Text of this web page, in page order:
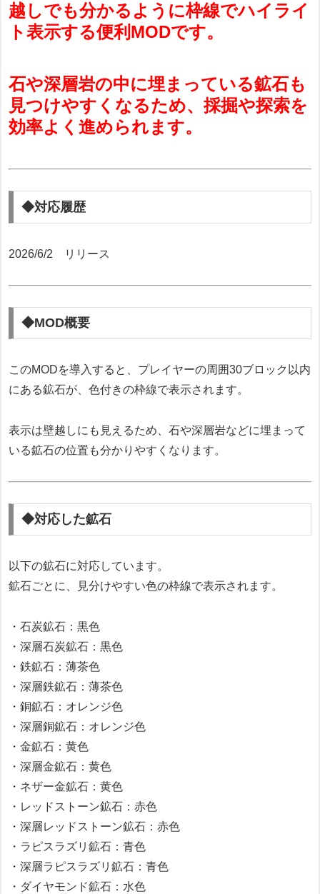
越しでも分かるように枠線でハイライ
ト表示する便利MODです。
石や深層岩の中に埋まっている鉱石も
見つけやすくなるため、採掘や探索を
効率よく進められます。
◆対応履歴
2026/6/2 リリース
◆MOD概要
このMODを導入すると、プレイヤーの周囲30ブロック以内
にある鉱石が、色付きの枠線で表示されます。
表示は壁越しにも見えるため、石や深層岩などに埋まって
いる鉱石の位置も分かりやすくなります。
◆対応した鉱石
以下の鉱石に対応しています。
鉱石ごとに、見分けやすい色の枠線で表示されます。
・石炭鉱石：黒色
・深層石炭鉱石：黒色
・鉄鉱石：薄茶色
・深層鉄鉱石：薄茶色
・銅鉱石：オレンジ色
・深層銅鉱石：オレンジ色
・金鉱石：黄色
・深層金鉱石：黄色
・ネザー金鉱石：黄色
・レッドストーン鉱石：赤色
・深層レッドストーン鉱石：赤色
・ラピスラズリ鉱石：青色
・深層ラピスラズリ鉱石：青色
・ダイヤモンド鉱石：水色